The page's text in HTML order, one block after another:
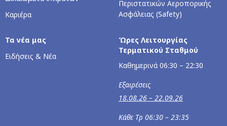
Καριέρα
Περιστατικών Αεροπορικής
Ασφάλειας (Safety)
Τα νέα μας
Ειδήσεις & Νέα
Ώρες Λειτουργίας
Τερματικού Σταθμού
Καθημερινά 06:30 – 22:30
Εξαιρέσεις
18.08.26 – 22.09.26
Κάθε Τρ 06:30 – 23:35